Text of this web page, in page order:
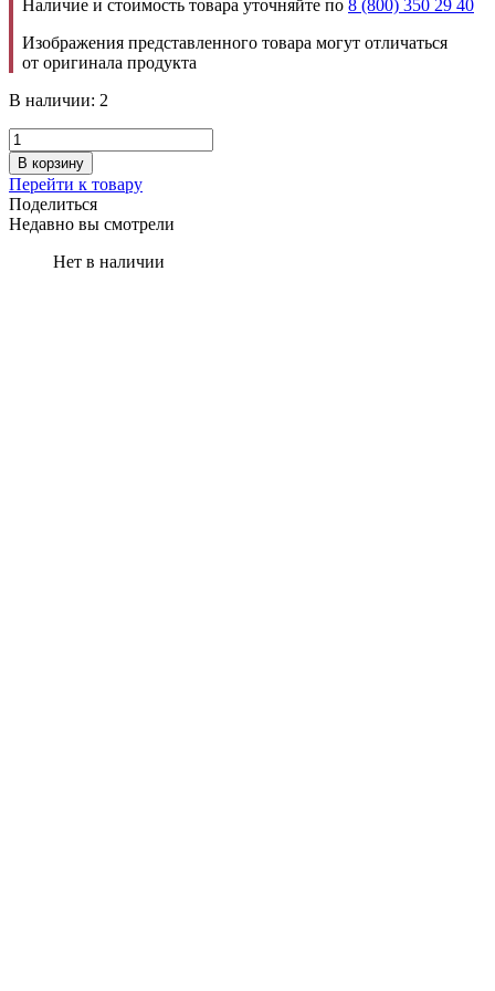
Наличие и стоимость товара уточняйте по 8 (800) 350 29 40
Изображения представленного товара могут отличаться
от оригинала продукта
В наличии: 2
В корзину
Перейти к товару
Поделиться
Недавно вы смотрели
Нет в наличии